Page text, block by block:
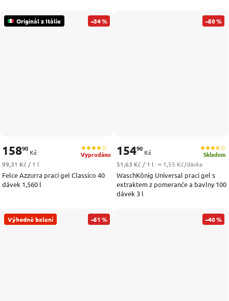
Originál z Itálie –34 %
Felce Azzurra prací gel Classico 40
dávek 1,560 l
Vyprodáno
15890
Kč
Měrná cena:
99,31 Kč / 1 l
–50 %
WaschKönig Universal prací gel s
extraktem z pomeranče a bavlny 100
dávek 3 l
Skladem
15490
Kč
Měrná cena:
51,63 Kč / 1 l · ≈ 1,55 Kč/dávka
Výhodné balení –51 % –40 %